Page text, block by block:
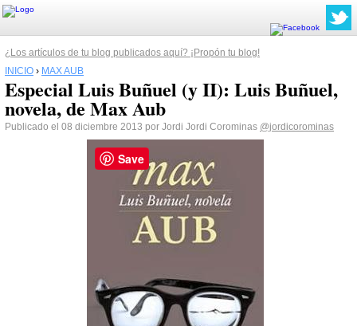
¿Los artículos de tu blog publicados aquí? ¡Propón tu blog!
INICIO › MAX AUB
Especial Luis Buñuel (y II): Luis Buñuel,
novela, de Max Aub
Publicado el 08 diciembre 2013 por Jordi Jordi Corominas @jordicorominas
Save